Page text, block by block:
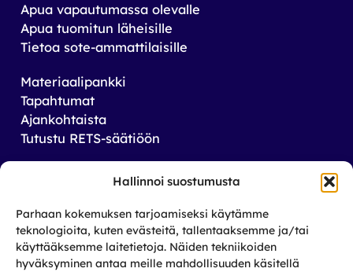
Hallinnoi suostumusta
Parhaan kokemuksen tarjoamiseksi käytämme
teknologioita, kuten evästeitä, tallentaaksemme ja/tai
käyttääksemme laitetietoja. Näiden tekniikoiden
hyväksyminen antaa meille mahdollisuuden käsitellä
Apua vapautumassa olevalle
Apua tuomitun läheisille
Tietoa sote-ammattilaisille
Materiaalipankki
Tapahtumat
Ajankohtaista
Tutustu RETS-säätiöön
Tilaa uutiskirjeemme
Saat tiedon tulevista tapahtumista sekä
toiminnastamme rikos­taustaisten ja heidän
läheistensä aseman parantamiseksi.